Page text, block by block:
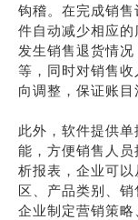
钩稽。在完成销
件自动减少相应
发生销售退货情
等，同时对销售
向调整，保证账目
此外，软件提供
能，方便销售人
析报表，企业可
区、产品类别、
企业制定营销策略